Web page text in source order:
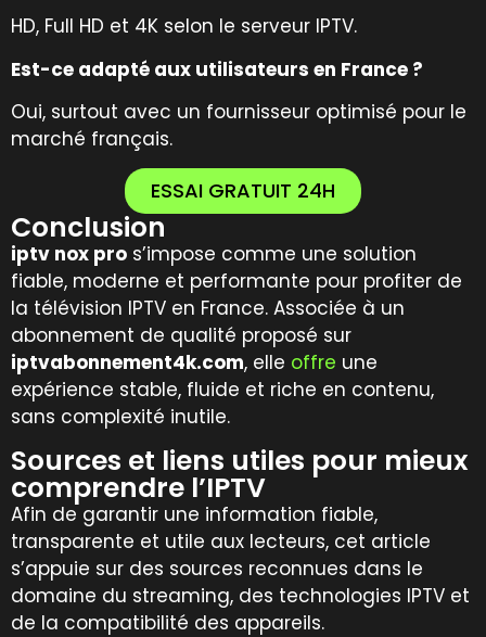
HD, Full HD et 4K selon le serveur IPTV.
Est-ce adapté aux utilisateurs en France ?
Oui, surtout avec un fournisseur optimisé pour le
marché français.
ESSAI GRATUIT 24H
Conclusion
iptv nox pro s’impose comme une solution
fiable, moderne et performante pour profiter de
la télévision IPTV en France. Associée à un
abonnement de qualité proposé sur
iptvabonnement4k.com, elle offre une
expérience stable, fluide et riche en contenu,
sans complexité inutile.
Sources et liens utiles pour mieux
comprendre l’IPTV
Afin de garantir une information fiable,
transparente et utile aux lecteurs, cet article
s’appuie sur des sources reconnues dans le
domaine du streaming, des technologies IPTV et
de la compatibilité des appareils.